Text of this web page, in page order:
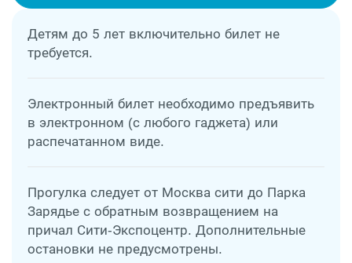
Детям до 5 лет включительно билет не
требуется.
Электронный билет необходимо предъявить
в электронном (с любого гаджета) или
распечатанном виде.
Прогулка следует от Москва сити до Парка
Зарядье с обратным возвращением на
причал Сити-Экспоцентр. Дополнительные
остановки не предусмотрены.